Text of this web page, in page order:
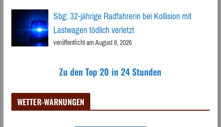
Sbg: 32-jährige Radfahrerin bei Kollision mit
Lastwagen tödlich verletzt
veröffentlicht am August 8, 2026
Zu den Top 20 in 24 Stunden
WETTER-WARNUNGEN